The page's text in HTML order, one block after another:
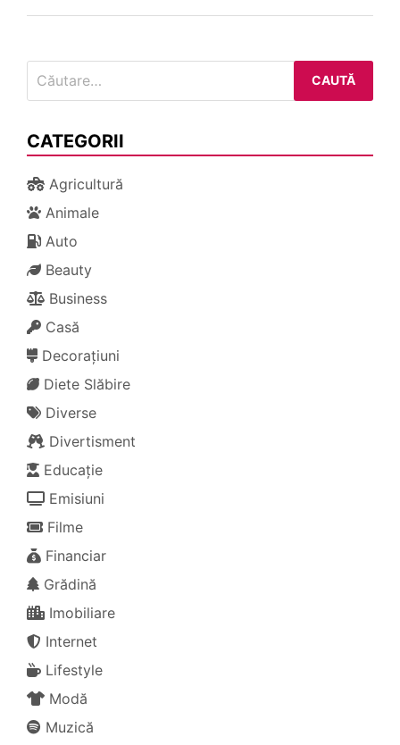
după:
CATEGORII
Agricultură
Animale
Auto
Beauty
Business
Casă
Decorațiuni
Diete Slăbire
Diverse
Divertisment
Educație
Emisiuni
Filme
Financiar
Grădină
Imobiliare
Internet
Lifestyle
Modă
Muzică